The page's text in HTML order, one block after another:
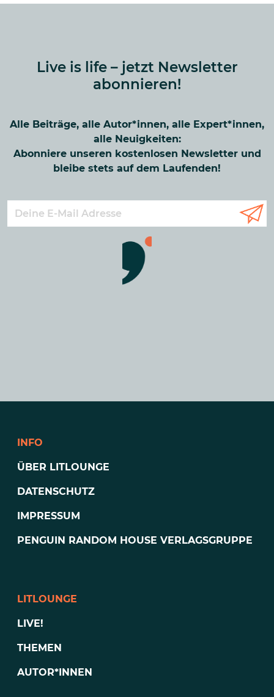
Live is life – jetzt Newsletter
abonnieren!
Alle Beiträge, alle Autor*innen, alle Expert*innen,
alle Neuigkeiten:
Abonniere unseren kostenlosen Newsletter und
bleibe stets auf dem Laufenden!
INFO
ÜBER LITLOUNGE
DATENSCHUTZ
IMPRESSUM
PENGUIN RANDOM HOUSE VERLAGSGRUPPE
LITLOUNGE
LIVE!
THEMEN
AUTOR*INNEN